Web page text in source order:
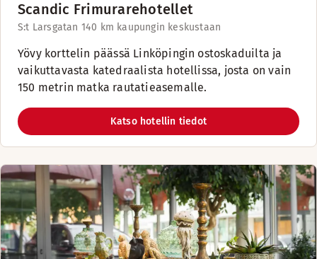
Scandic Frimurarehotellet
S:t Larsgatan 140 km kaupungin keskustaan
Yövy korttelin päässä Linköpingin ostoskaduilta ja
vaikuttavasta katedraalista hotellissa, josta on vain
150 metrin matka rautatieasemalle.
Katso hotellin tiedot